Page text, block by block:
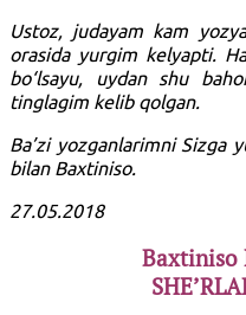
Ustoz, judayam kam
orasida yurgim kelyapti.
bo‘lsayu, uydan shu
tinglagim kelib qolgan.
Ba’zi yozganlarimni Sizga
bilan Baxtiniso.
27.05.2018
Baxtiniso